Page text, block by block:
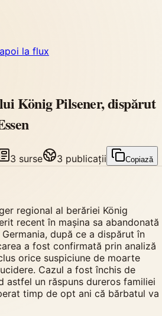
la flux
König Pilsener, dispărut
3 surse 3 publicații Copiază
regional al berăriei König
recent în mașina sa abandonată
după ce a dispărut în
a fost confirmată prin analiză
orice suspiciune de moarte
Cazul a fost închis de
astfel un răspuns dureros familiei
timp de opt ani că bărbatul va